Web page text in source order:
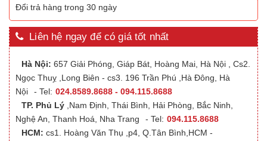
Đổi trả hàng trong 30 ngày
Liên hệ ngay để có giá tốt nhất
Hà Nội: 657 Giải Phóng, Giáp Bát, Hoàng Mai, Hà Nội , Cs2.
Ngọc Thuỵ ,Long Biên - cs3. 196 Trần Phú ,Hà Đông, Hà
Nội
- Tel: 024.8589.8688 - 094.115.8688
TP. Phủ Lý ,Nam Định, Thái Bình, Hải Phòng, Bắc Ninh,
Nghệ An, Thanh Hoá, Nha Trang
- Tel: 094.115.8688
HCM: cs1. Hoàng Văn Thụ ,p4, Q.Tân Bình,HCM -